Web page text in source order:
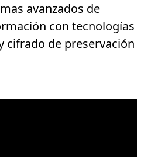
avanzados de
con tecnologías
cifrado de preservación